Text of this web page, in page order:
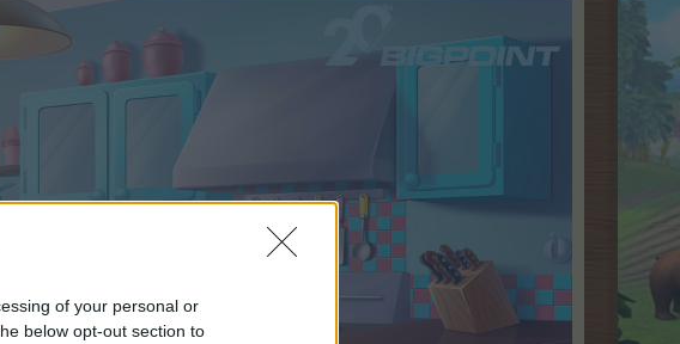
of your personal or
below opt-out section to